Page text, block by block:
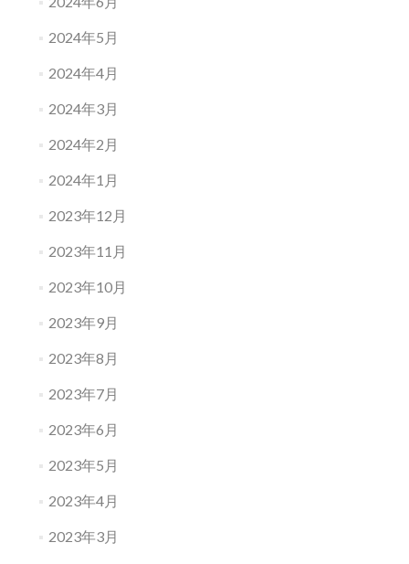
2024年5月
2024年4月
2024年3月
2024年2月
2024年1月
2023年12月
2023年11月
2023年10月
2023年9月
2023年8月
2023年7月
2023年6月
2023年5月
2023年4月
2023年3月